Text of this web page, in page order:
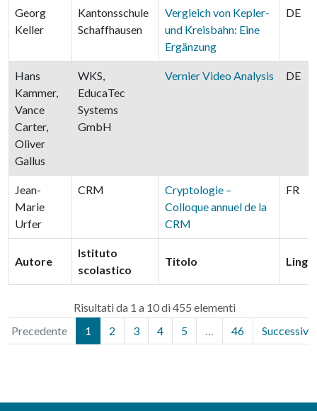
Autore
Istituto
scolastico
Titolo
Georg
Keller
Kantonsschule
Schaffhausen
Vergleich von Kepler-
und Kreisbahn: Eine
Ergänzung
DE
Hans
Kammer,
Vance
Carter,
Oliver
Gallus
WKS,
EducaTec
Systems
GmbH
Vernier Video Analysis DE
Jean-
Marie
Urfer
CRM
Cryptologie –
Colloque annuel de la
CRM
FR
Risultati da 1 a 10 di 455 elementi
Precedente
1 2 3 4 5 46 Successivo